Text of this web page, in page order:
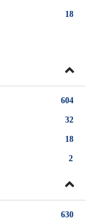
18
604
32
18
2
630